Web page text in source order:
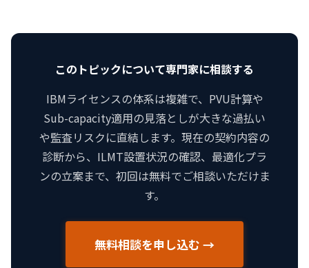
このトピックについて専門家に相談する
IBMライセンスの体系は複雑で、PVU計算や
Sub-capacity適用の見落としが大きな過払い
や監査リスクに直結します。現在の契約内容の
診断から、ILMT設置状況の確認、最適化プラ
ンの立案まで、初回は無料でご相談いただけま
す。
無料相談を申し込む →